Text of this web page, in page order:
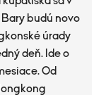
budú novo
úrady
deň. Ide o
Od